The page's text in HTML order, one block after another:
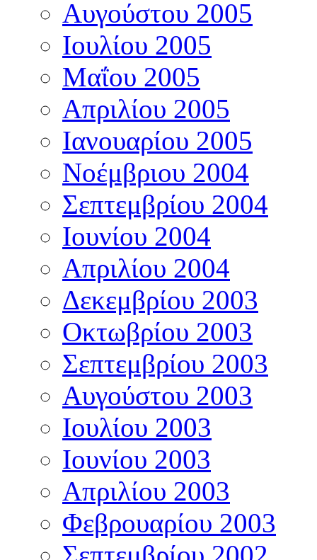
Αυγούστου 2005
Ιουλίου 2005
Μαΐου 2005
Απριλίου 2005
Ιανουαρίου 2005
Νοέμβριου 2004
Σεπτεμβρίου 2004
Ιουνίου 2004
Απριλίου 2004
Δεκεμβρίου 2003
Οκτωβρίου 2003
Σεπτεμβρίου 2003
Αυγούστου 2003
Ιουλίου 2003
Ιουνίου 2003
Απριλίου 2003
Φεβρουαρίου 2003